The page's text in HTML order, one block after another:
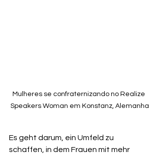
Mulheres se confraternizando no Realize
Speakers Woman em Konstanz, Alemanha
Es geht darum, ein Umfeld zu
schaffen, in dem Frauen mit mehr